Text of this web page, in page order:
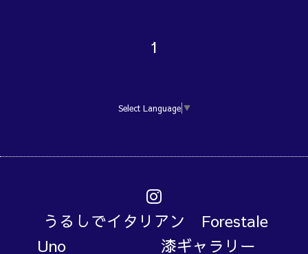
1
Select Language ▼
うるしでイタリアン Forestale
Uno 漆ギャラリー